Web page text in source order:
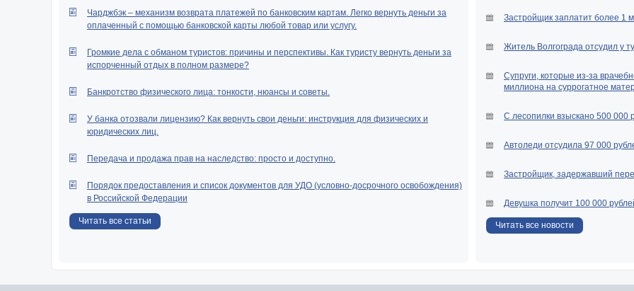
Чарджбэк – механизм возврата платежей по банковским картам. Легко вернуть деньги за
оплаченный с помощью банковской карты любой товар или услугу.
Громкие дела с обманом туристов: причины и перспективы. Как туристу вернуть деньги за
испорченный отдых в полном размере?
Банкротство физического лица: тонкости, нюансы и советы.
У банка отозвали лицензию? Как вернуть свои деньги: инструкция для физических и
юридических лиц.
Передача и продажа прав на наследство: просто и доступно.
Порядок предоставления и список документов для УДО (условно-досрочного освобождения)
в Российской Федерации
Читать все статьи
Застройщик заплатит более 1
Житель Волгограда отсудил у
Супруги, которые из-за
миллиона на суррогатное
С лесопилки взыскано 500 000
Автоледи отсудила 97 000
Застройщик, задержавший
Девушка получит 100 000
Читать все новости